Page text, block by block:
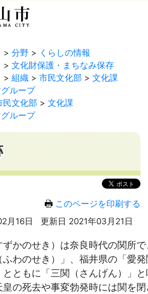
分野
くらしの情報
文化財保護・まちなみ保存
組織 市民文化部
文化課
ループ
民文化部
文化課
ループ
このページを印刷する
月16日
更新日 2021年03月21日
かのせき）は奈良時代の関所
わのせき）」、福井県の「愛
とともに「三関（さんげん）」
皇の死去や事変勃発時には関を